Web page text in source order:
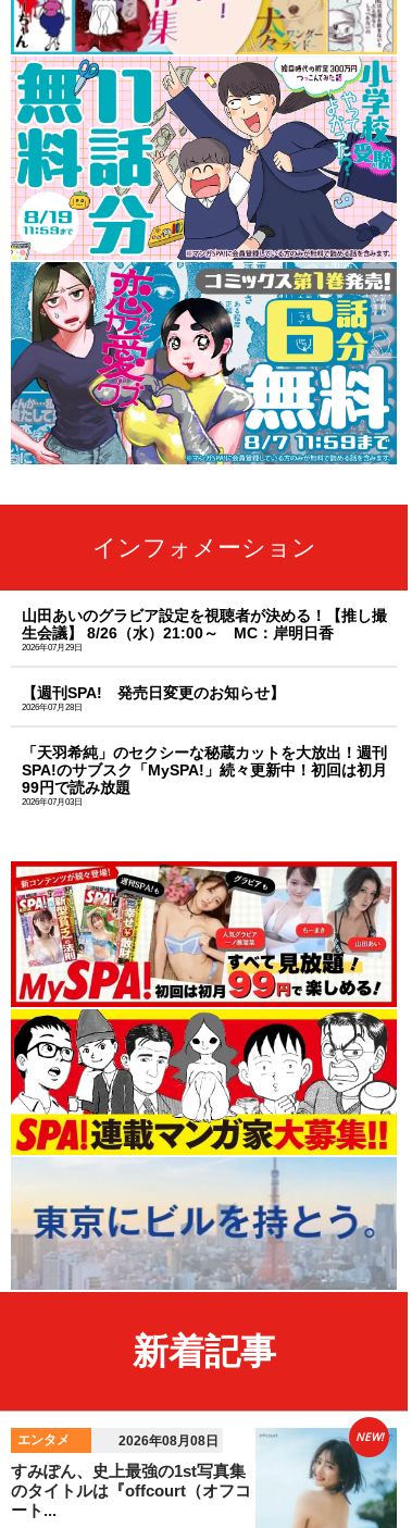
インフォメーション
山田あいのグラビア設定を視聴者が決める！【推し撮
生会議】 8/26（水）21:00～ MC：岸明日香
2026年07月29日
【週刊SPA! 発売日変更のお知らせ】
2026年07月28日
「天羽希純」のセクシーな秘蔵カットを大放出！週刊
SPA!のサブスク「MySPA!」続々更新中！初回は初月
99円で読み放題
2026年07月03日
新着記事
エンタメ 2026年08月08日
すみぽん、史上最強の1st写真集
のタイトルは『offcourt（オフコ
ート...
NEW!